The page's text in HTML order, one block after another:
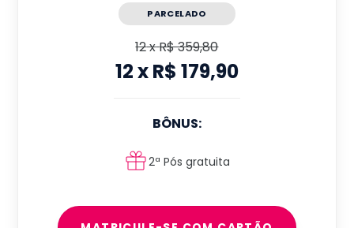
PARCELADO
12xR$ 359,80
12xR$ 179,90
BÔNUS:
2ª Pós gratuita